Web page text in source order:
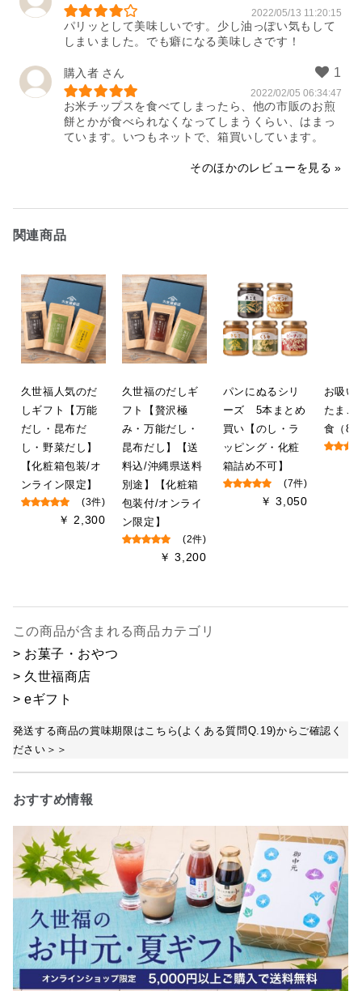
2022/05/13 11:20:15
パリッとして美味しいです。少し油っぽい気もして
しまいました。でも癖になる美味しさです！
購入者
2022/02/05 06:34:47
お米チップスを食べてしまったら、他の市販のお煎
餅とかが食べられなくなってしまうくらい、はまっ
ています。いつもネットで、箱買いしています。
そのほかのレビューを見る
関連商品
久世福人気のだ
しギフト【万能
だし・昆布だ
し・野菜だし】
【化粧箱包装/オ
ンライン限定】
(3件)
￥ 2,300
久世福のだしギ
フト【贅沢極
み・万能だし・
昆布だし】【送
料込/沖縄県送料
別途】【化粧箱
包装付/オンライ
ン限定】
(2件)
￥ 3,200
パンにぬるシリ
ーズ 5本まとめ
買い【のし・ラ
ッピング・化粧
箱詰め不可】
(7件)
￥ 3,050
お吸
たま
食（8g
この商品が含まれる商品カテゴリ
> お菓子・おやつ
> 久世福商店
> eギフト
発送する商品の賞味期限はこちら(よくある質問Q.19)からご確認く
ださい＞＞
おすすめ情報